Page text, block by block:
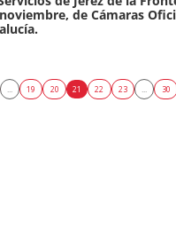
de Cámaras
... 19 20 21 22 23 ... 30